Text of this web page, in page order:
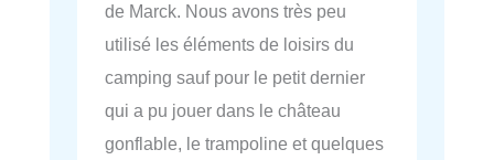
de Marck. Nous avons très peu
utilisé les éléments de loisirs du
camping sauf pour le petit dernier
qui a pu jouer dans le château
gonflable, le trampoline et quelques